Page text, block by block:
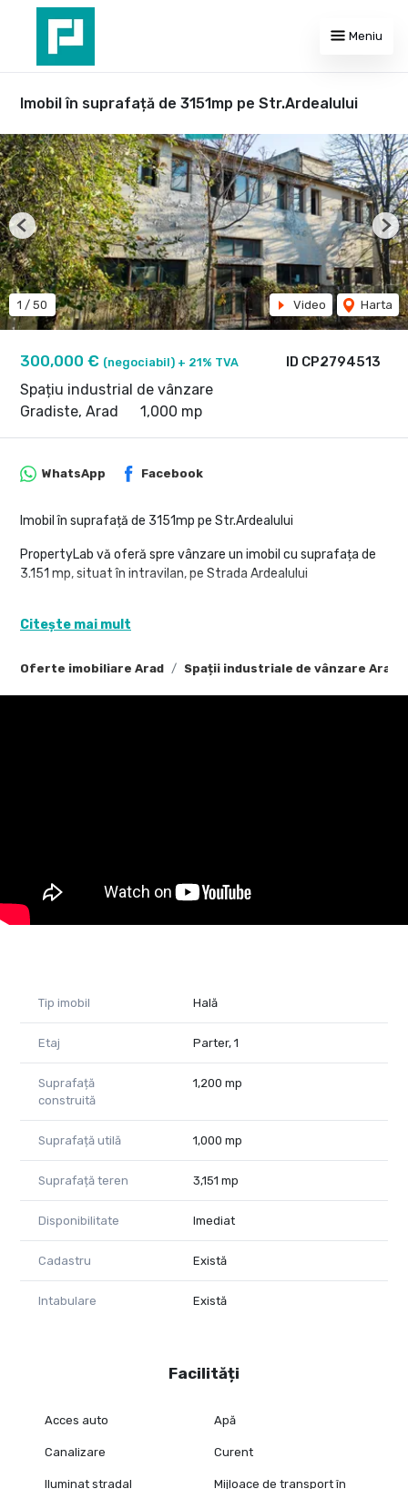
Meniu
Imobil în suprafață de 3151mp pe Str.Ardealului
ID CP2794513
300,000 € (negociabil) + 21% TVA
Spațiu industrial de vânzare
Gradiste, Arad
1,000 mp
1 / 50 Video Harta
Previous
Oferte imobiliare Arad Spații industriale de vânzare Arad
WhatsApp Facebook
Imobil în suprafață de 3151mp pe Str.Ardealului
PropertyLab vă oferă spre vânzare un imobil cu suprafața de
3.151 mp, situat în intravilan, pe Strada Ardealului
-atelier cu garaj
-clădire de birouri cu hală de reparații
terenul poate fi optimizat din punct de vedere urbanistic și
destinat realizării unui ansamblu rezidențial
Andreea Covaci – Consultant imobiliar Property Lab
Telefon: 0751479311
E-mail: andreea.covaci@propertylab.ro
Citește mai mult
Tip imobil Hală
Etaj Parter, 1
Suprafață
construită
1,200 mp
Suprafață utilă 1,000 mp
Suprafață teren 3,151 mp
Disponibilitate Imediat
Cadastru Există
Intabulare Există
Facilități
Acces auto Apă
Canalizare Curent
Iluminat stradal
Mijloace de transport în